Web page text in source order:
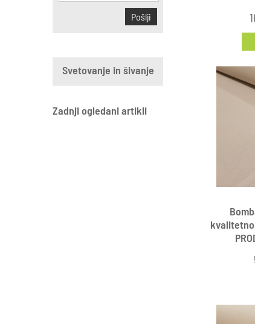
Pošlji
Svetovanje in šivanje
Zadnji ogledani artikli
kvalitetno